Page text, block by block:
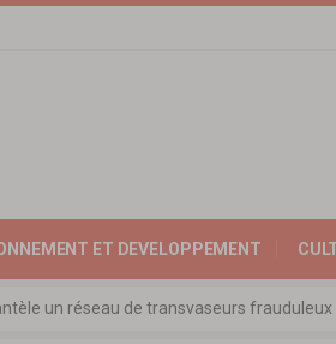
ET DEVELOPPEMENT
relatif à l’édition 2025 du